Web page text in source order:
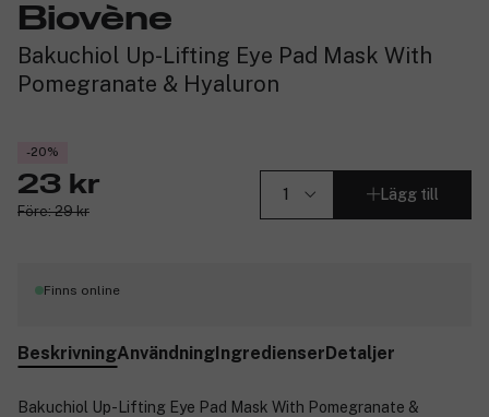
Biovène
Bakuchiol Up-Lifting Eye Pad Mask With
Pomegranate & Hyaluron
-20%
23 kr
Före: 29 kr
Lägg till
Finns online
BeskrivningAnvändningIngredienserDetaljer
Bakuchiol Up-Lifting Eye Pad Mask With Pomegranate &